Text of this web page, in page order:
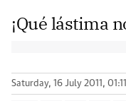
¡Qué lástima
Saturday, 16 July 2011, 01:11